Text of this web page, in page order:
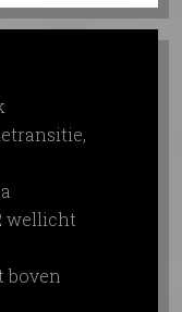
wellicht
boven